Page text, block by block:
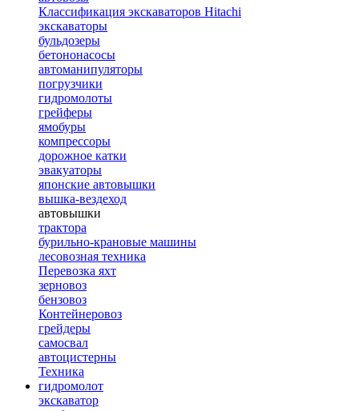
Классификация экскаваторов Hitachi
экскаваторы
бульдозеры
бетононасосы
автоманипуляторы
погрузчики
гидромолоты
грейферы
ямобуры
компрессоры
дорожное катки
эвакуаторы
японские автовышки
вышка-вездеход
автовышки
трактора
бурильно-крановые машины
лесовозная техника
Перевозка яхт
зерновоз
бензовоз
Контейнеровоз
грейдеры
самосвал
автоцистерны
Техника
гидромолот
экскаватор